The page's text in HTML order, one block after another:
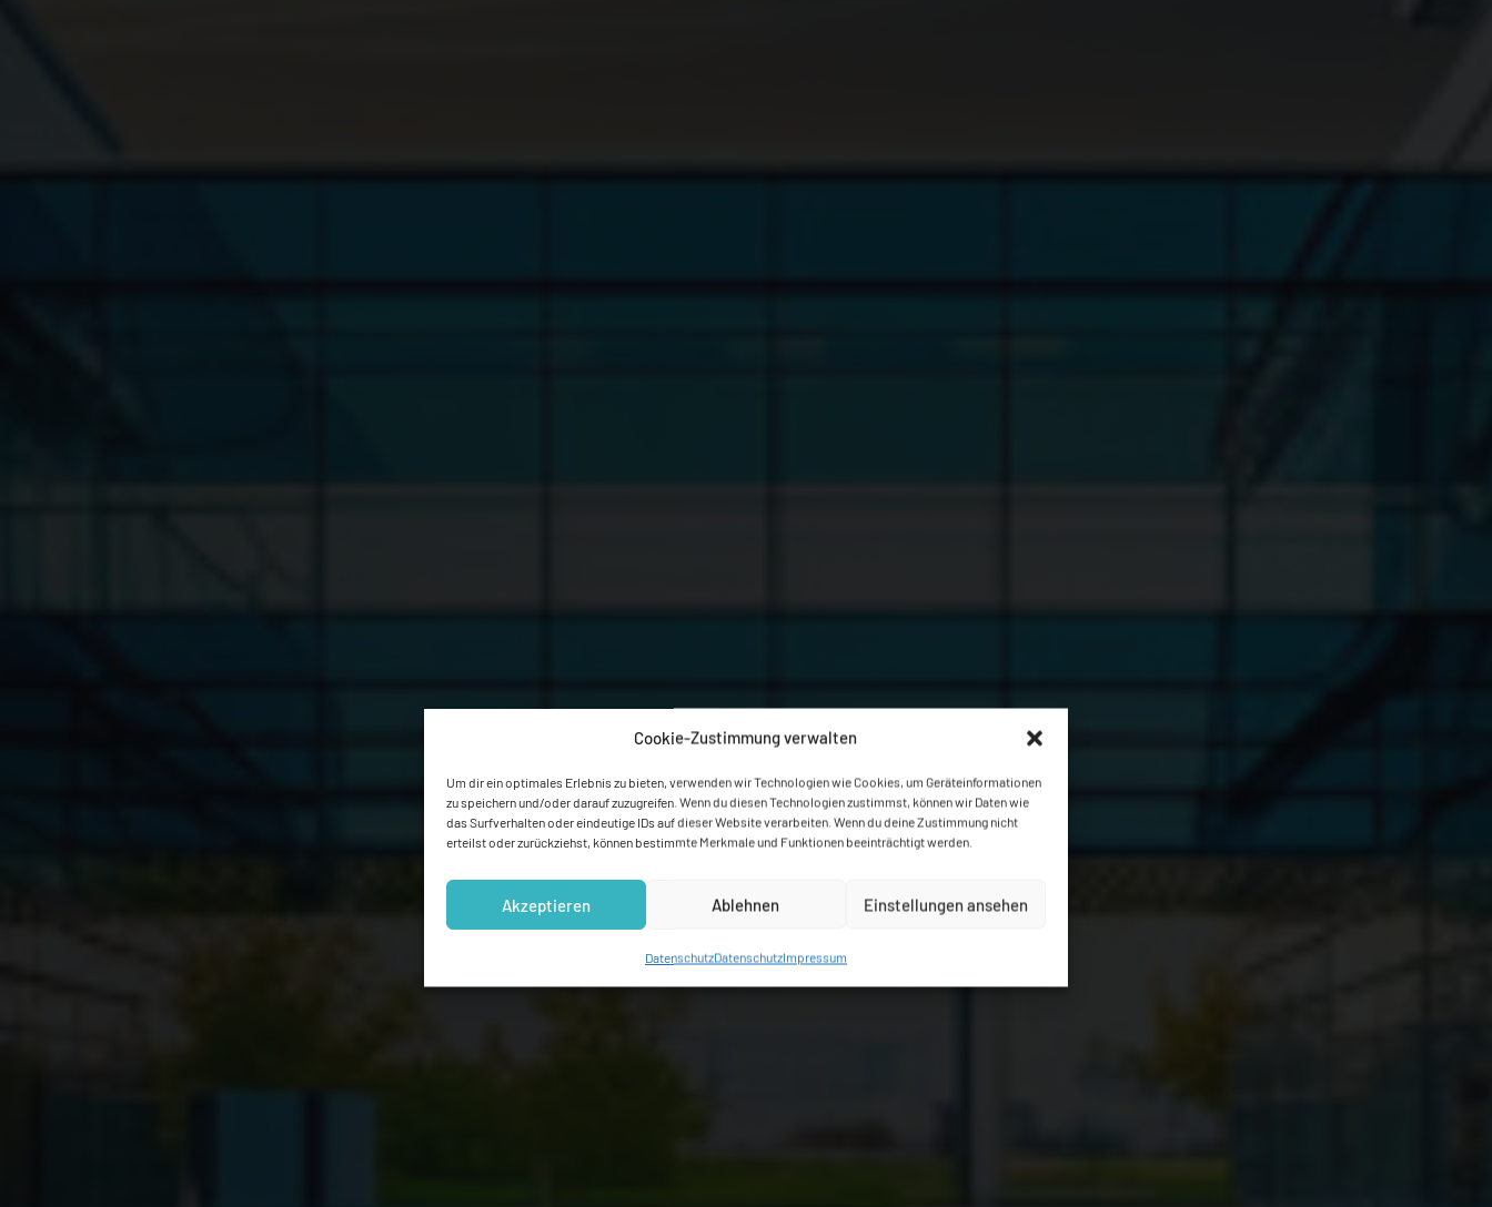
Cookie-Zustimmung verwalten
Um dir ein optimales Erlebnis zu bieten, verwenden wir Technologien wie Cookies, um Geräteinformationen
zu speichern und/oder darauf zuzugreifen. Wenn du diesen Technologien zustimmst, können wir Daten wie
das Surfverhalten oder eindeutige IDs auf dieser Website verarbeiten. Wenn du deine Zustimmung nicht
erteilst oder zurückziehst, können bestimmte Merkmale und Funktionen beeinträchtigt werden.
Akzeptieren Ablehnen Einstellungen ansehen
DatenschutzDatenschutzImpressum